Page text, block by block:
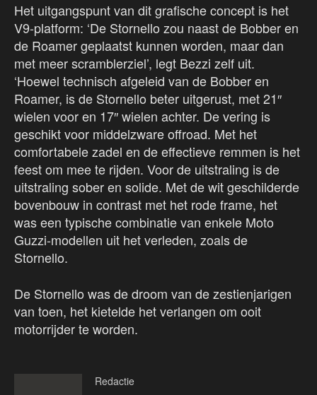
Het uitgangspunt van dit grafische concept is het
V9-platform: ‘De Stornello zou naast de Bobber en
de Roamer geplaatst kunnen worden, maar dan
met meer scramblerziel’, legt Bezzi zelf uit.
‘Hoewel technisch afgeleid van de Bobber en
Roamer, is de Stornello beter uitgerust, met 21″
wielen voor en 17″ wielen achter. De vering is
geschikt voor middelzware offroad. Met het
comfortabele zadel en de effectieve remmen is het
feest om mee te rijden. Voor de uitstraling is de
uitstraling sober en solide. Met de wit geschilderde
bovenbouw in contrast met het rode frame, het
was een typische combinatie van enkele Moto
Guzzi-modellen uit het verleden, zoals de
Stornello.
De Stornello was de droom van de zestienjarigen
van toen, het kietelde het verlangen om ooit
motorrijder te worden.
Redactie